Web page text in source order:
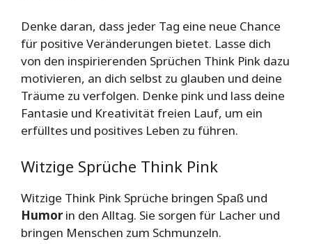
Denke daran, dass jeder Tag eine neue Chance
für positive Veränderungen bietet. Lasse dich
von den inspirierenden Sprüchen Think Pink dazu
motivieren, an dich selbst zu glauben und deine
Träume zu verfolgen. Denke pink und lass deine
Fantasie und Kreativität freien Lauf, um ein
erfülltes und positives Leben zu führen.
Witzige Sprüche Think Pink
Witzige Think Pink Sprüche bringen Spaß und
Humorin den Alltag. Sie sorgen für Lacher und
bringen Menschen zum Schmunzeln.